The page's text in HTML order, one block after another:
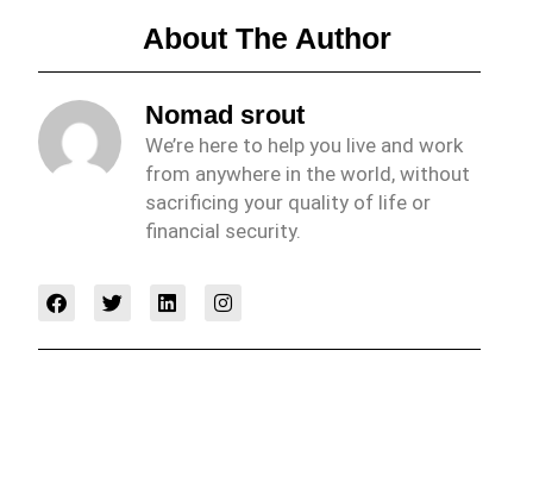
About The Author
Nomad srout
We’re here to help you live and work
from anywhere in the world, without
sacrificing your quality of life or
financial security.
F
a
e
T
w
t
L
i
k
I
n
t